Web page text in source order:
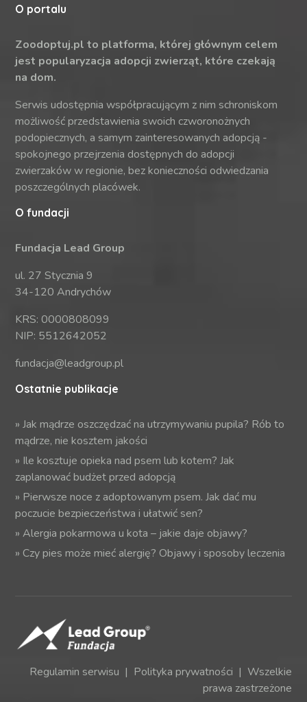
O portalu
Zoodoptuj.pl to platforma, której głównym celem
jest popularyzacja adopcji zwierząt, które czekają
na dom.
Serwis udostępnia współpracującym z nim schroniskom
możliwość przedstawienia swoich czworonożnych
podopiecznych, a samym zainteresowanych adopcją -
spokojnego przejrzenia dostępnych do adopcji
zwierzaków w regionie, bez konieczności odwiedzania
poszczególnych placówek.
O fundacji
Fundacja Lead Group
ul. 27 Stycznia 9
34-120 Andrychów
KRS: 0000808099
NIP: 5512642052
fundacja@leadgroup.pl
Ostatnie publikacje
»Jak mądrze oszczędzać na utrzymywaniu pupila? Rób to
mądrze, nie kosztem jakości
» Ile kosztuje opieka nad psem lub kotem? Jak
zaplanować budżet przed adopcją
» Pierwsze noce z adoptowanym psem. Jak dać mu
poczucie bezpieczeństwa i ułatwić sen?
»Alergia pokarmowa u kota – jakie daje objawy?
»Czy pies może mieć alergię? Objawy i sposoby leczenia
Regulamin serwisu | Polityka prywatności | Wszelkie
prawa zastrzeżone